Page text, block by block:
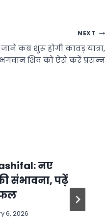
NEXT
कब शुरू होगी कावड़ यात्रा,
भगवान शिव को ऐसे करें प्रसन्न
नए
संभावना, पढ़ें
6, 2026